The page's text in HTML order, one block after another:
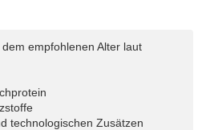
empfohlenen Alter laut
technologischen Zusätzen